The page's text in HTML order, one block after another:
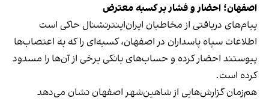
اصفهان؛ احضار و فشار بر کسبه معترض
پیام‌های دریافتی از مخاطبان ایران‌اینترنشنال حاکی است
اطلاعات سپاه پاسداران در اصفهان، کسبه‌ای را که به اعتصاب‌ها
پیوستند احضار کرده و حساب‌های بانکی برخی از آن‌ها را مسدود
کرده است.
هم‌زمان گزارش‌هایی از شاهین‌شهر اصفهان نشان می‌دهد